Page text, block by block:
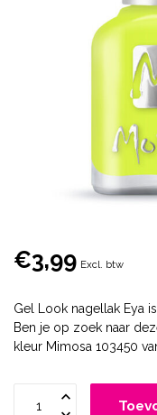
€3,99 Excl. btw
Gel Look nagellak Eya
Ben je op zoek naar
kleur Mimosa 103450